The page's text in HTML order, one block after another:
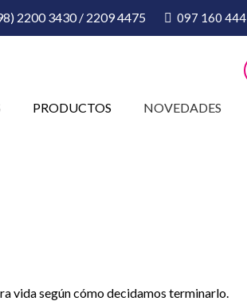
2200 3430 / 2209 4475 097 160 444
PRODUCTOS NOVEDADES
vida según cómo decidamos terminarlo.